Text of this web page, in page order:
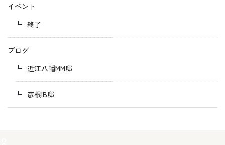
イベント
終了
ブログ
近江八幡MM邸
彦根IB邸